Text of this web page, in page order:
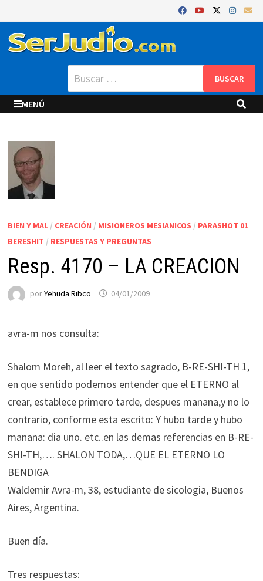
al
contenido
Buscar:
MENÚ
BIEN Y MAL/ CREACIÓN / MISIONEROS MESIANICOS / PARASHOT 01
BERESHIT / RESPUESTAS Y PREGUNTAS
Resp. 4170 – LA CREACION
porYehuda Ribco 04/01/2009
avra-m nos consulta:
Shalom Moreh, al leer el texto sagrado, B-RE-SHI-TH 1,
en que sentido podemos entender que el ETERNO al
crear, establece primero tarde, despues manana,y no lo
contrario, conforme esta escrito: Y hubo tarde y hubo
manana: dia uno. etc..en las demas referencias en B-RE-
SHI-TH,…. SHALON TODA,…QUE EL ETERNO LO
BENDIGA
Waldemir Avra-m, 38, estudiante de sicologia, Buenos
Aires, Argentina.
Buen día.
Tres respuestas: